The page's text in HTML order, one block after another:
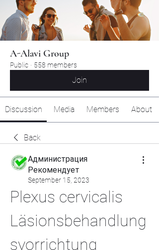
A-Alavi Group
Public · 558 members
Join
Discussion Media Members About
Back
Администрация
Рекомендует
September 15, 2023
Plexus cervicalis
Läsionsbehandlung
svorrichtung